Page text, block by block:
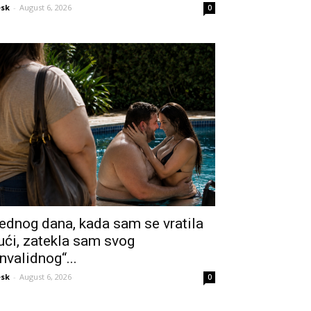
- August 6, 2026 0
dana, kada sam se vratila
zatekla sam svog
- August 6, 2026 0